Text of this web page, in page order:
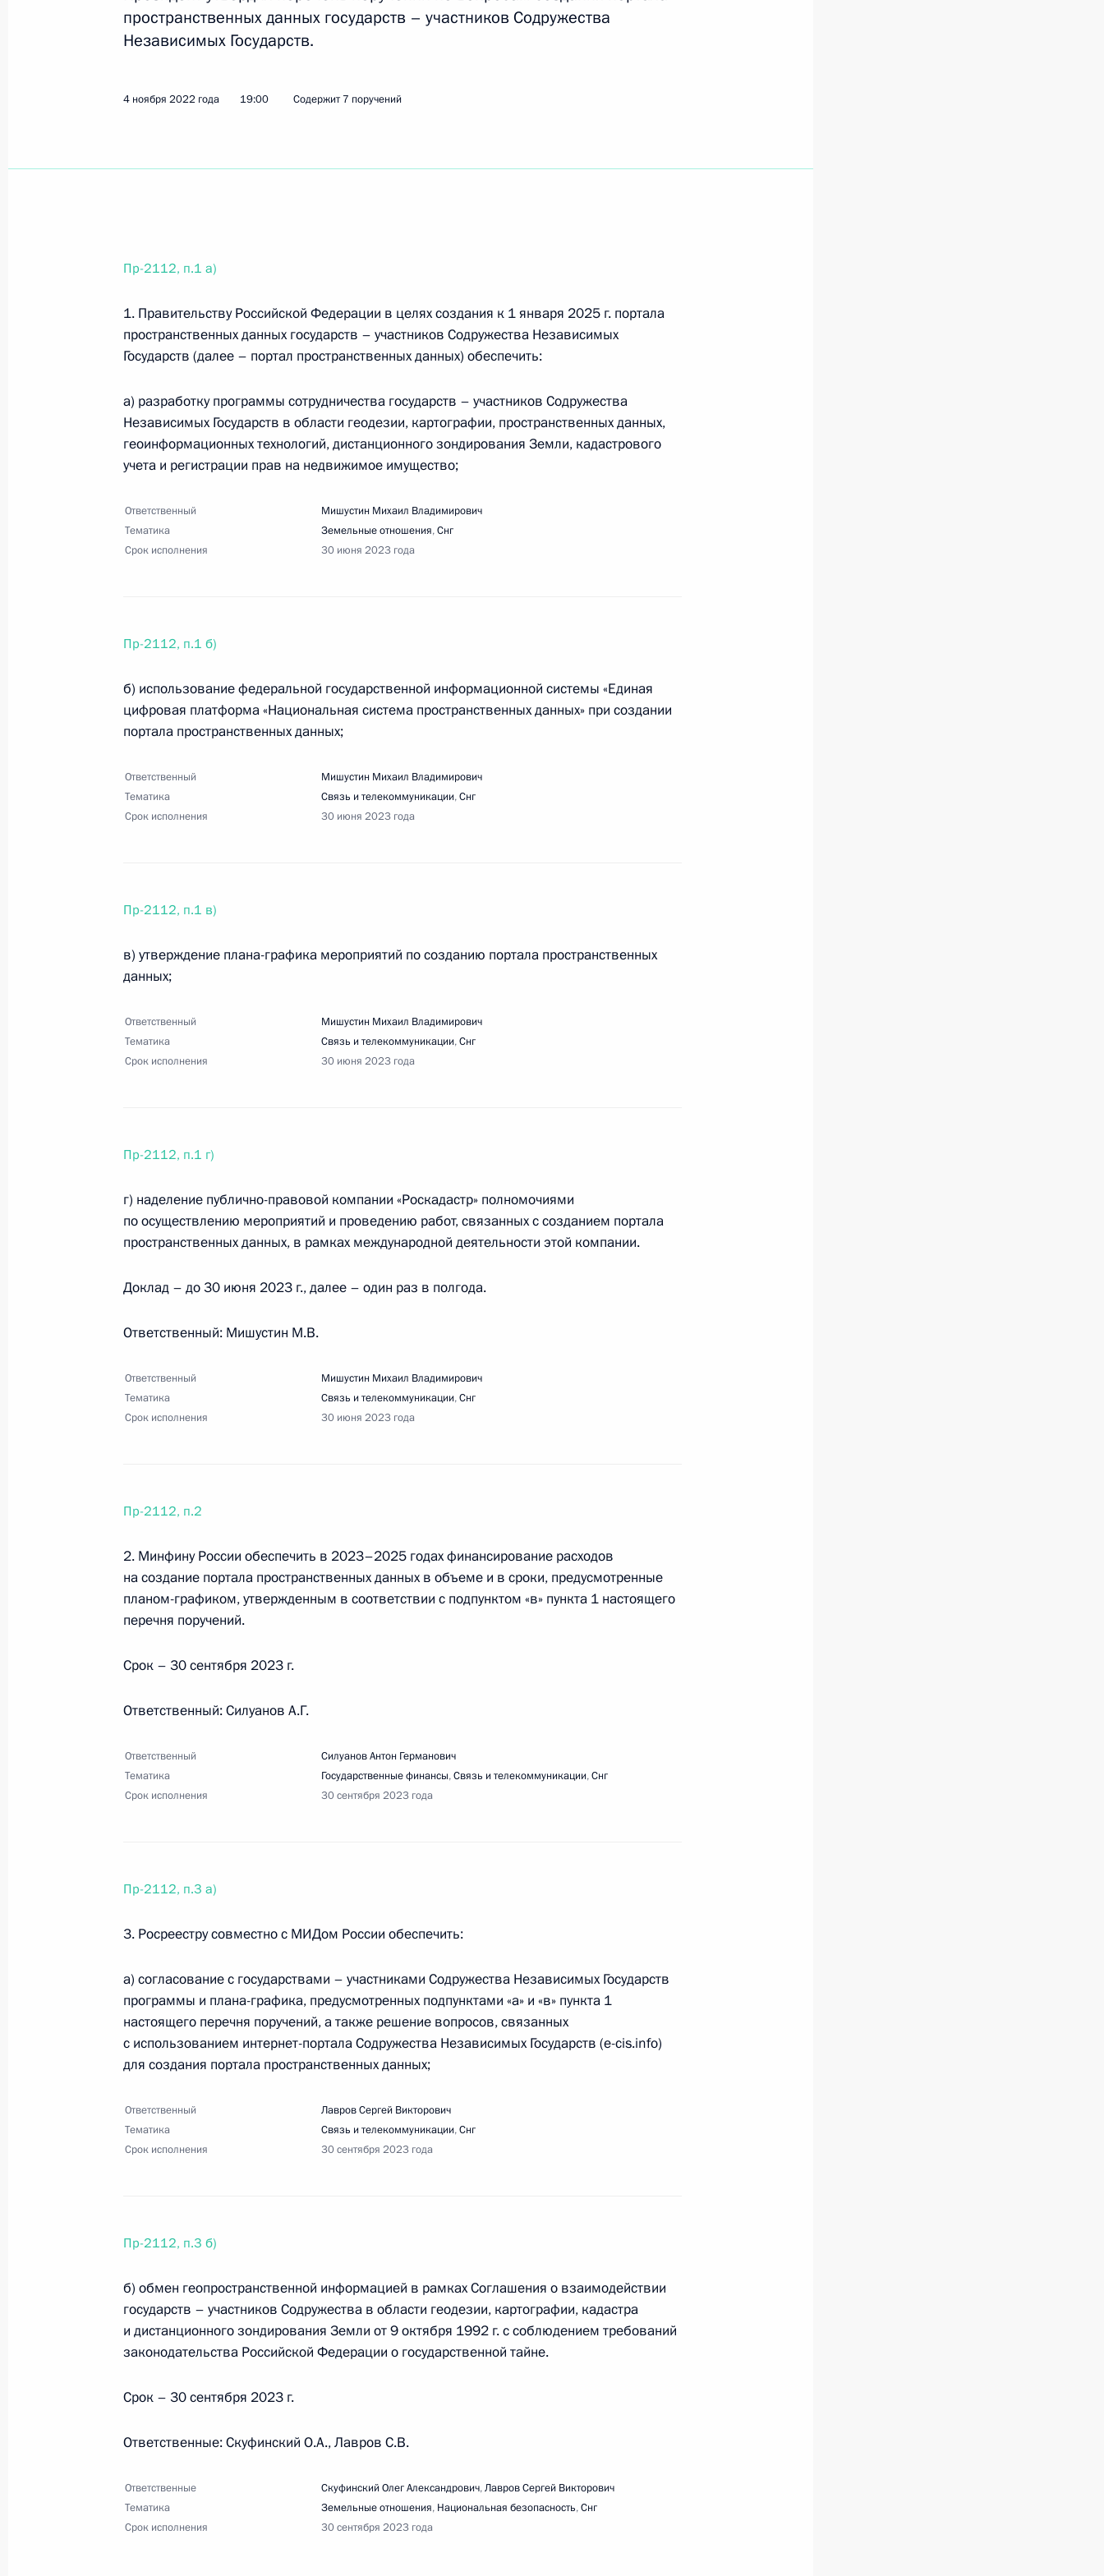
29 января 2023 года, воскресенье
интеллекта»
и национальным проектам
Перечень поручений по итогам совещания с членами Правительства
26 января 2023 года, 19:00 3 поручения
12 января 2023 года, четверг
Перечень поручений по итогам заседания Совета по развитию гражданского
общества и правам человека
12 января 2023 года, 14:00
2 января 2023 года, понедельник
СВО
2 января 2023 года, 15:00 12 поручений
30 декабря 2022 года, пятница
общественных организаций
30 декабря 2022 года, 16:00
17 декабря 2022 года, суббота
14 декабря 2022 года, среда
Перечень поручений по итогам запуска племенного центра по воспроизводству
индейки в Тюменской области
11 декабря 2022 года, воскресенье
Перечень поручений по итогам встречи с историками и представителями
Перечень поручений по итогам совещания с членами Правительства
10 декабря 2022 года, 19:00 10 поручений
Перечень поручений по итогам совещания с членами Правительства
5 декабря 2022 года, 16:00
Перечень поручений по итогам совещания по вопросу поддержки доходов семей
с детьми
10 ноября 2022 года, 13:30 6 поручений
Перечень поручений по итогам совещания с членами Координационного совета
при Правительстве по обеспечению потребностей ВС РФ
4 ноября 2022 года, пятница
Перечень поручений по вопросам создания портала пространственных данных
государств – участников Содружества Независимых Государств
4 ноября 2022 года, 19:00 7 поручений
3 ноября 2022 года, четверг
Перечень поручений по итогам встречи Президента с участниками молодежного
3 ноября 2022 года, 18:00 9 поручений
пространственных данных государств – участников Содружества
Независимых Государств.
4 ноября 2022 года 19:00 Содержит 7 поручений
Пр-2112, п.1 а)
1. Правительству Российской Федерации в целях создания к 1 января 2025 г. портала
пространственных данных государств – участников Содружества Независимых
Государств (далее – портал пространственных данных) обеспечить:
а) разработку программы сотрудничества государств – участников Содружества
Независимых Государств в области геодезии, картографии, пространственных данных,
геоинформационных технологий, дистанционного зондирования Земли, кадастрового
учета и регистрации прав на недвижимое имущество;
Ответственный
Мишустин Михаил Владимирович
Тематика
Земельные отношения,Снг
Срок исполнения
30 июня 2023 года
Пр-2112, п.1 б)
б) использование федеральной государственной информационной системы «Единая
цифровая платформа «Национальная система пространственных данных» при создании
портала пространственных данных;
Ответственный
Мишустин Михаил Владимирович
Тематика
Связь и телекоммуникации,Снг
Срок исполнения
30 июня 2023 года
Пр-2112, п.1 в)
в) утверждение плана-графика мероприятий по созданию портала пространственных
данных;
Ответственный
Мишустин Михаил Владимирович
Тематика
Связь и телекоммуникации,Снг
Срок исполнения
30 июня 2023 года
Пр-2112, п.1 г)
г) наделение публично-правовой компании «Роскадастр» полномочиями
по осуществлению мероприятий и проведению работ, связанных с созданием портала
пространственных данных, в рамках международной деятельности этой компании.
Доклад – до 30 июня 2023 г., далее – один раз в полгода.
Ответственный: Мишустин М.В.
Ответственный
Мишустин Михаил Владимирович
Тематика
Связь и телекоммуникации,Снг
Срок исполнения
30 июня 2023 года
Пр-2112, п.2
2. Минфину России обеспечить в 2023–2025 годах финансирование расходов
на создание портала пространственных данных в объеме и в сроки, предусмотренные
планом-графиком, утвержденным в соответствии с подпунктом «в» пункта 1 настоящего
перечня поручений.
Срок – 30 сентября 2023 г.
Ответственный: Силуанов А.Г.
Ответственный
Силуанов Антон Германович
Тематика
Государственные финансы,Связь и телекоммуникации,Снг
Срок исполнения
30 сентября 2023 года
Пр-2112, п.3 а)
3. Росреестру совместно с МИДом России обеспечить:
а) согласование с государствами – участниками Содружества Независимых Государств
программы и плана-графика, предусмотренных подпунктами «а» и «в» пункта 1
настоящего перечня поручений, а также решение вопросов, связанных
с использованием интернет-портала Содружества Независимых Государств (e-cis.info)
для создания портала пространственных данных;
Ответственный
Лавров Сергей Викторович
Тематика
Связь и телекоммуникации,Снг
Срок исполнения
30 сентября 2023 года
Пр-2112, п.3 б)
б) обмен геопространственной информацией в рамках Соглашения о взаимодействии
государств – участников Содружества в области геодезии, картографии, кадастра
и дистанционного зондирования Земли от 9 октября 1992 г. с соблюдением требований
законодательства Российской Федерации о государственной тайне.
Срок – 30 сентября 2023 г.
Ответственные: Скуфинский О.А., Лавров С.В.
Ответственные Скуфинский Олег Александрович,Лавров Сергей Викторович
Тематика
Земельные отношения, Национальная безопасность,Снг
Срок исполнения
30 сентября 2023 года